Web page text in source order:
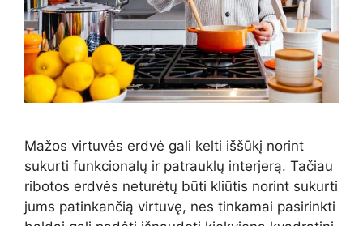
Mažos virtuvės erdvė gali kelti iššūkį norint
sukurti funkcionalų ir patrauklų interjerą. Tačiau
ribotos erdvės neturėtų būti kliūtis norint sukurti
jums patinkančią virtuvę, nes tinkamai pasirinkti